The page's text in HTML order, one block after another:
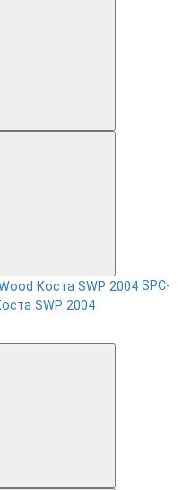
SPC-
SWP 2004